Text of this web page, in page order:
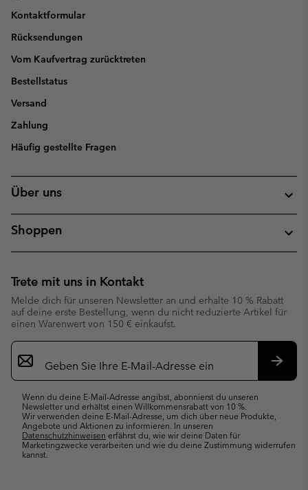
Kontaktformular
Rücksendungen
Vom Kaufvertrag zurücktreten
Bestellstatus
Versand
Zahlung
Häufig gestellte Fragen
Über uns
Shoppen
Trete mit uns in Kontakt
Melde dich für unseren Newsletter an und erhalte 10 % Rabatt
auf deine erste Bestellung, wenn du nicht reduzierte Artikel für
einen Warenwert von 150 € einkaufst.
Newsletter-
Anmeldung
Wenn du deine E-Mail-Adresse angibst, abonnierst du unseren
Newsletter und erhältst einen Willkommensrabatt von 10 %.
Wir verwenden deine E-Mail-Adresse, um dich über neue Produkte,
Angebote und Aktionen zu informieren. In unseren
Datenschutzhinweisen erfährst du, wie wir deine Daten für
Marketingzwecke verarbeiten und wie du deine Zustimmung widerrufen
kannst.